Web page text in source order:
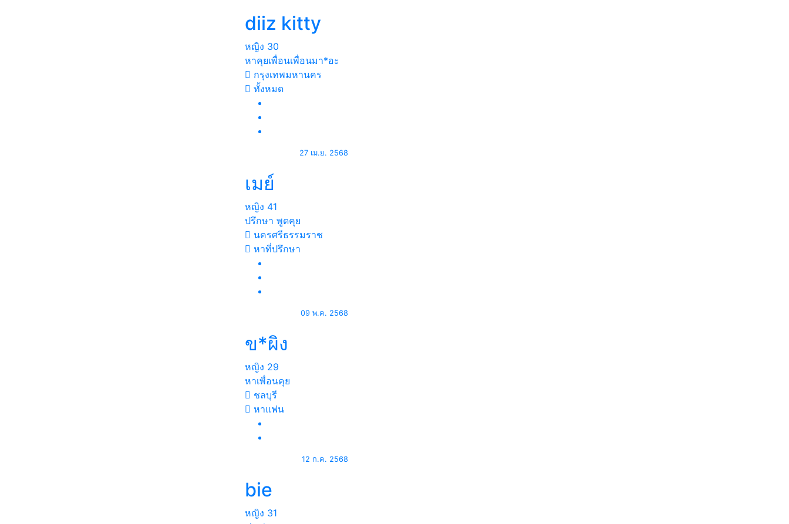
diiz kitty
หญิง 30
หาคุย​เพื่อน​เพื่อน​มา*อะ
กรุงเทพมหานคร
ทั้งหมด
27 เม.ย. 2568
เมย์
หญิง 41
ปรึกษา พูดคุย
นครศรีธรรมราช
หาที่ปรึกษา
09 พ.ค. 2568
ข*ผิง
หญิง 29
หาเพื่อนคุย
ชลบุรี
หาแฟน
12 ก.ค. 2568
bie
หญิง 31